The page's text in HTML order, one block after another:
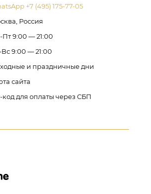
+7 (495) 175-77-05
Россия
9:00 — 21:00
9:00 — 21:00
и праздничные дни
сайта
код для оплаты через СБП